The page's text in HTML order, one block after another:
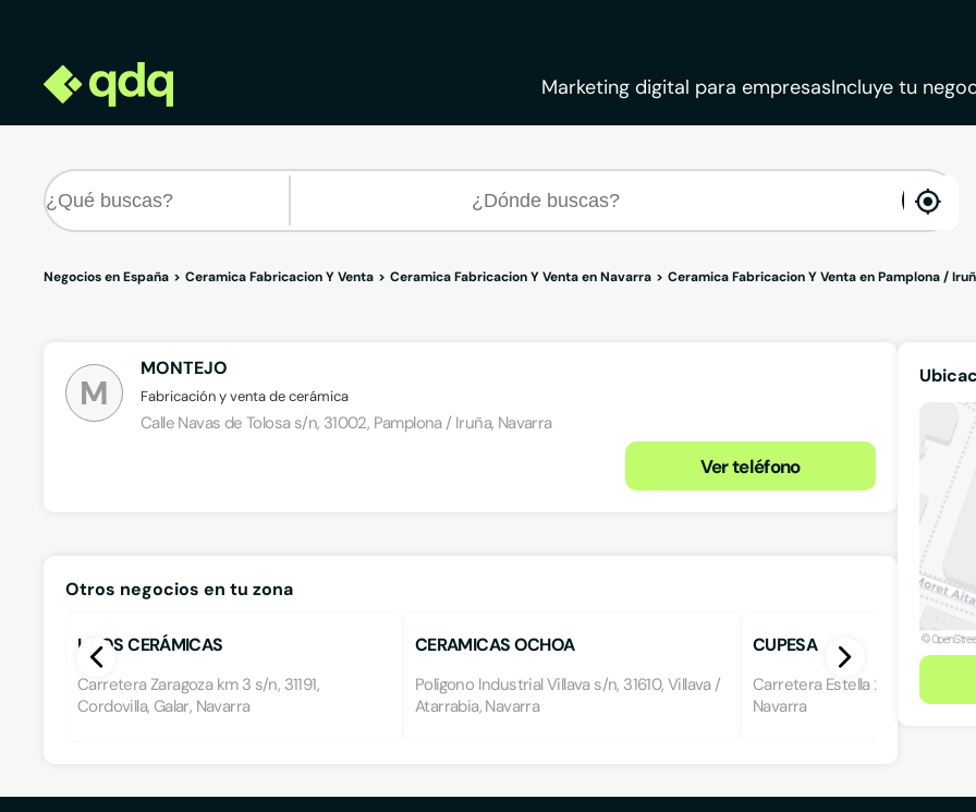
Marketing digital para empresasIncluye tu
Negocios en España Ceramica Fabricacion Y Venta Ceramica Fabricacion Y Venta en Navarra Ceramica Fabricacion Y Venta en Pamplona /
M
MONTEJO
Fabricación y venta de cerámica
Calle Navas de Tolosa s/n, 31002, Pamplona / Iruña, Navarra
Ver teléfono
Otros negocios en tu zona
L.ROS CERÁMICAS
Carretera Zaragoza km 3 s/n, 31191,
Cordovilla, Galar, Navarra
CERAMICAS OCHOA
Polígono Industrial Villava s/n, 31610, Villava /
Atarrabia, Navarra
CUPESA
Carretera Estella 25, b., 31160,
Navarra